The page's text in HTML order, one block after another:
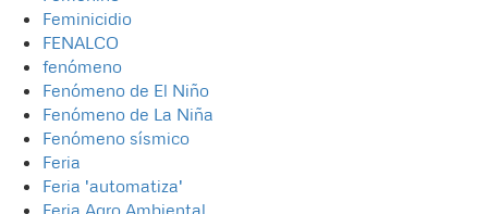
Feminicidio
FENALCO
fenómeno
Fenómeno de El Niño
Fenómeno de La Niña
Fenómeno sísmico
Feria
Feria 'automatiza'
Feria Agro Ambiental